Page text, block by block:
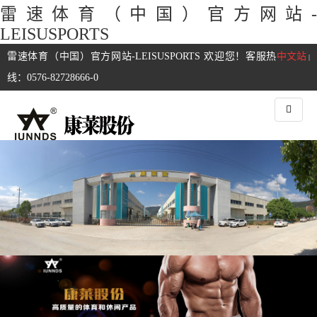
雷速体育（中国）官方网站-
LEISUSPORTS
中文站 |
雷速体育（中国）官方网站-LEISUSPORTS 欢迎您！客服热
线：0576-82728666-0